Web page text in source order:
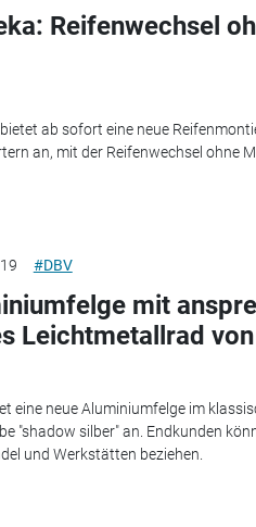
Reifenwechsel
ab sofort eine neue
an, mit der Reifenwechsel ohne
#DBV
mit
Leichtmetallrad
eine neue Aluminiumfelge im
"shadow silber" an. Endkunden
und Werkstätten beziehen.